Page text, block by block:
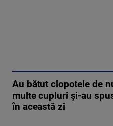
Au bătut clopotele de
multe cupluri și-au
în această zi